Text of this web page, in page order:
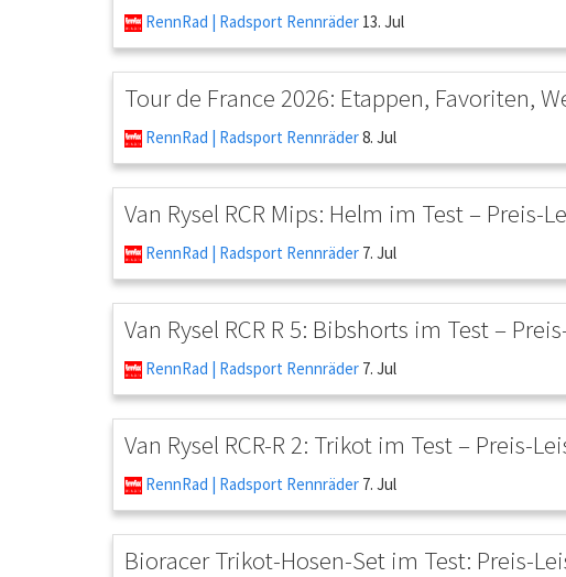
RennRad | Radsport Rennräder 13. Jul
Tour de France 2026: Etappen, Favoriten,
RennRad | Radsport Rennräder8. Jul
Van Rysel RCR Mips: Helm im Test – Preis-
RennRad | Radsport Rennräder 7. Jul
Van Rysel RCR R 5: Bibshorts im Test –
RennRad | Radsport Rennräder 7. Jul
Van Rysel RCR-R 2: Trikot im Test – Preis-
RennRad | Radsport Rennräder 7. Jul
Bioracer Trikot-Hosen-Set im Test: Preis-